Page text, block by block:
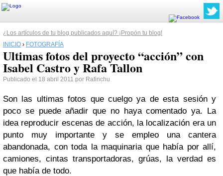
¿Los artículos de tu blog publicados aquí? ¡Propón tu blog!
INICIO › FOTOGRAFÍA
Ultimas fotos del proyecto “acción” con
Isabel Castro y Rafa Tallon
Publicado el 18 abril 2011 por Rafinchu
Son las ultimas fotos que cuelgo ya de esta sesión y
poco se puede añadir que no haya comentado ya. La
idea reproducir escenas de acción, la localización era un
punto muy importante y se empleo una cantera
abandonada, con toda la maquinaria que había por allí,
camiones, cintas transportadoras, grúas, la verdad es
que había de todo.